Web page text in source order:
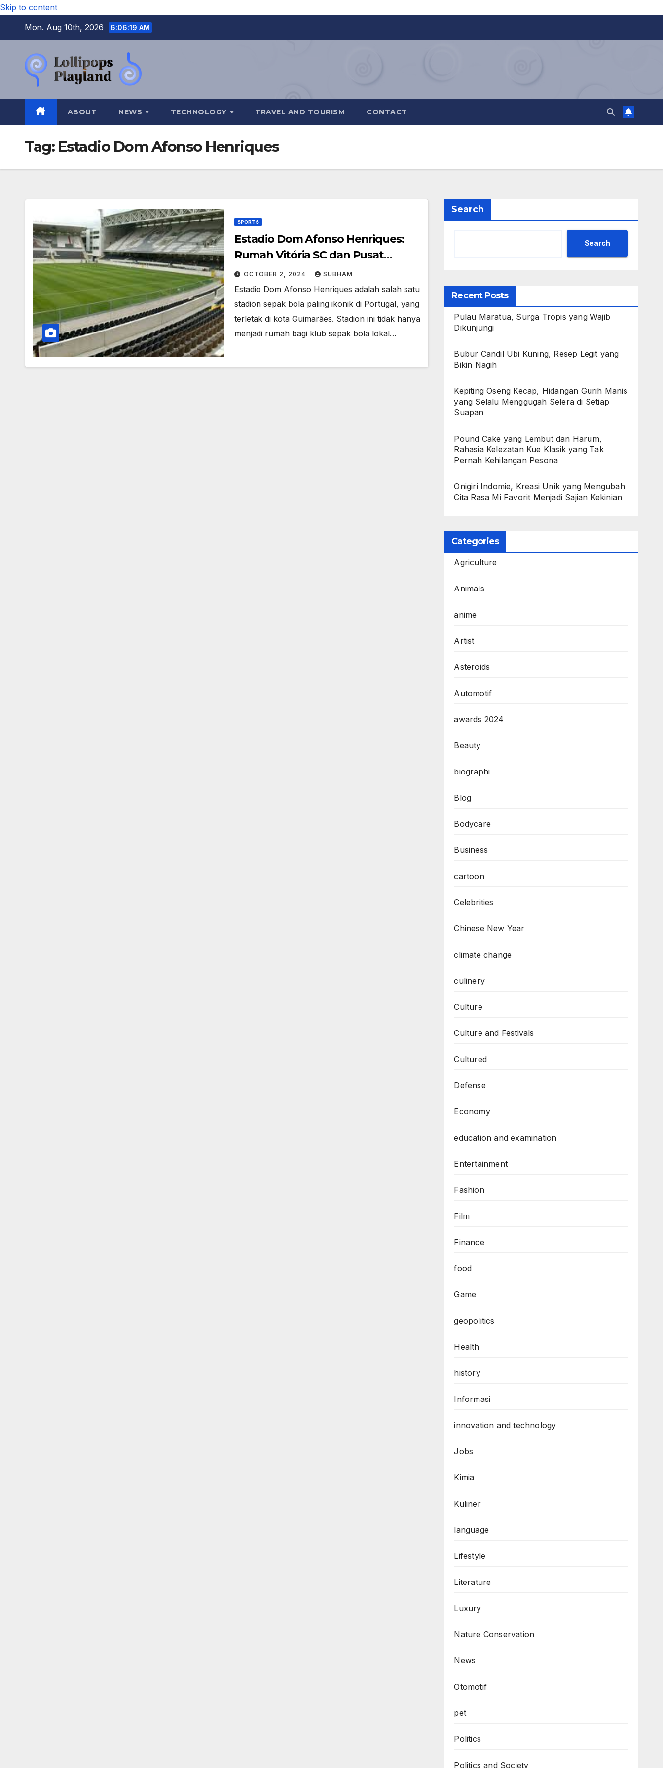
Skip to content
Mon. Aug 10th, 2026
6:06:20 AM
ABOUT NEWS TECHNOLOGY TRAVEL AND TOURISM CONTACT
Tag: Estadio Dom Afonso Henriques
SPORTS
Estadio Dom Afonso Henriques:
Rumah Vitória SC dan Pusat
Kegiatan Sepak Bola Portugal
OCTOBER 2, 2024 SUBHAM
Estadio Dom Afonso Henriques adalah salah satu
stadion sepak bola paling ikonik di Portugal, yang
terletak di kota Guimarães. Stadion ini tidak hanya
menjadi rumah bagi klub sepak bola lokal…
Search
Search
Recent Posts
Pulau Maratua, Surga Tropis yang Wajib
Dikunjungi
Bubur Candil Ubi Kuning, Resep Legit yang
Bikin Nagih
Kepiting Oseng Kecap, Hidangan Gurih Manis
yang Selalu Menggugah Selera di Setiap
Suapan
Pound Cake yang Lembut dan Harum,
Rahasia Kelezatan Kue Klasik yang Tak
Pernah Kehilangan Pesona
Onigiri Indomie, Kreasi Unik yang Mengubah
Cita Rasa Mi Favorit Menjadi Sajian Kekinian
Categories
Agriculture
Animals
anime
Artist
Asteroids
Automotif
awards 2024
Beauty
biographi
Blog
Bodycare
Business
cartoon
Celebrities
Chinese New Year
climate change
culinery
Culture
Culture and Festivals
Cultured
Defense
Economy
education and examination
Entertainment
Fashion
Film
Finance
food
Game
geopolitics
Health
history
Informasi
innovation and technology
Jobs
Kimia
Kuliner
language
Lifestyle
Literature
Luxury
Nature Conservation
News
Otomotif
pet
Politics
Politics and Society